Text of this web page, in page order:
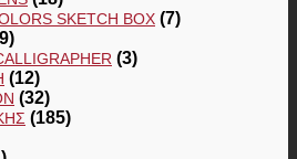
SKETCH BOX (7)
(3)
(12)
(32)
(185)